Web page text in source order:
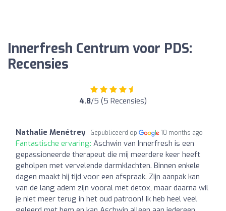
Innerfresh Centrum voor PDS:
Recensies
4.8/5 (5 Recensies)
Nathalie Menétrey Gepubliceerd op 10 months ago
Fantastische ervaring: Aschwin van Innerfresh is een
gepassioneerde therapeut die mij meerdere keer heeft
geholpen met vervelende darmklachten. Binnen enkele
dagen maakt hij tijd voor een afspraak. Zijn aanpak kan
van de lang adem zijn vooral met detox, maar daarna wil
je niet meer terug in het oud patroon! Ik heb heel veel